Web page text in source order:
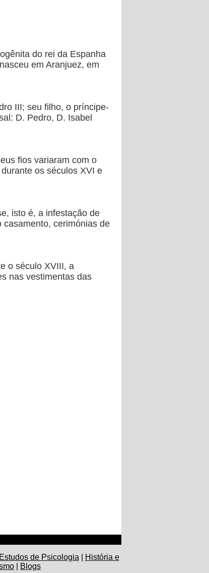
do rei da Espanha
em Aranjuez, em
III; seu filho, o príncipe-
D. Pedro, D. Isabel
fios variaram com o
os séculos XVI e
isto é, a infestação de
cerimónias de
o século XVIII, a
nas vestimentas das
de Psicologia
História e
Blogs